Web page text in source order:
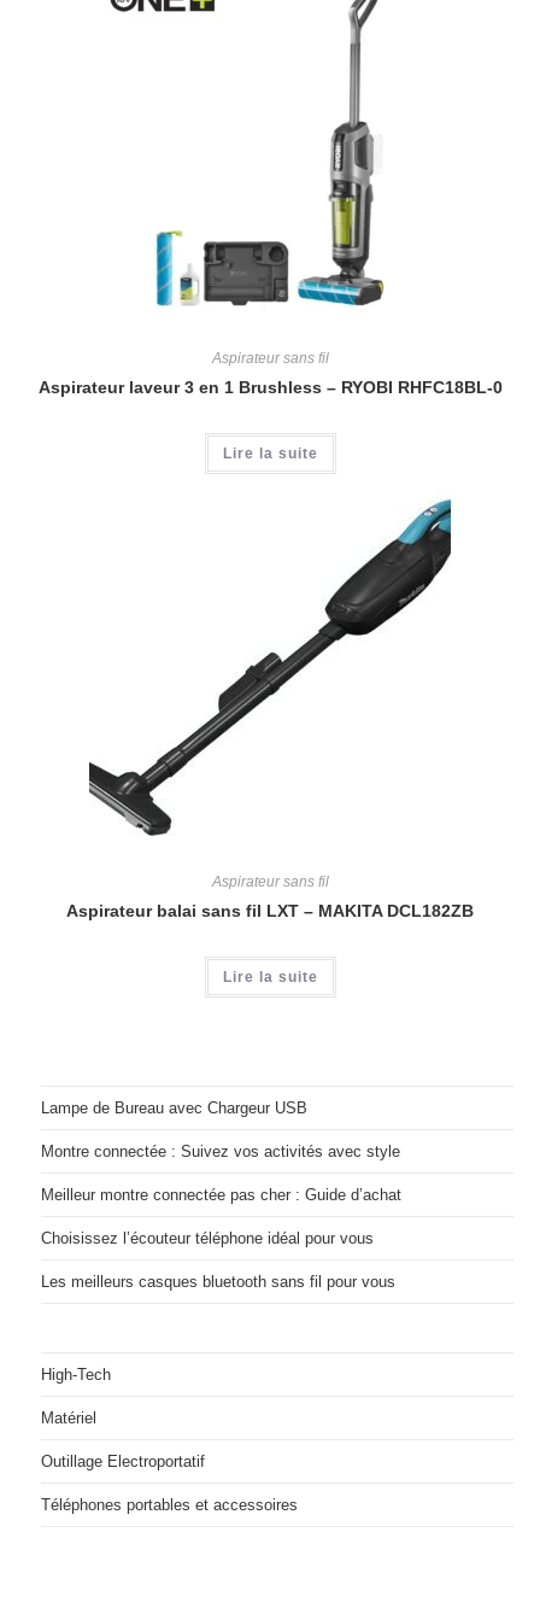
Aspirateur sans fil
Aspirateur laveur 3 en 1 Brushless – RYOBI RHFC18BL-0
Lire la suite
Aspirateur sans fil
Aspirateur balai sans fil LXT – MAKITA DCL182ZB
Lire la suite
Lampe de Bureau avec Chargeur USB
Montre connectée : Suivez vos activités avec style
Meilleur montre connectée pas cher : Guide d’achat
Choisissez l’écouteur téléphone idéal pour vous
Les meilleurs casques bluetooth sans fil pour vous
High-Tech
Matériel
Outillage Electroportatif
Téléphones portables et accessoires